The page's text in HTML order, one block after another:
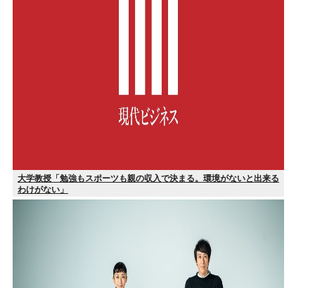
大学教授「勉強もスポーツも親の収入で決まる。環境がないと出来る
わけがない」